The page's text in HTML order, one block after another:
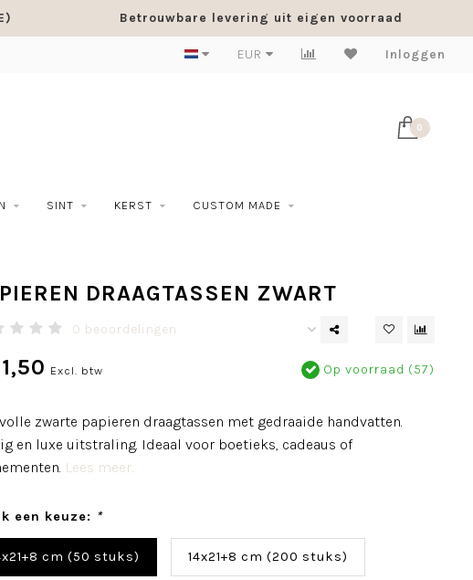
Betrouwbare levering uit eigen voorraad
EUR Inloggen
0
SINT KERST CUSTOM MADE
DRAAGTASSEN ZWART
0 beoordelingen
Excl. btw Op voorraad (57)
zwarte papieren draagtassen met gedraaide handvatten.
en luxe uitstraling. Ideaal voor boetieks, cadeaus of
Lees meer..
een keuze: *
cm (50 stuks) 14x21+8 cm (200 stuks)